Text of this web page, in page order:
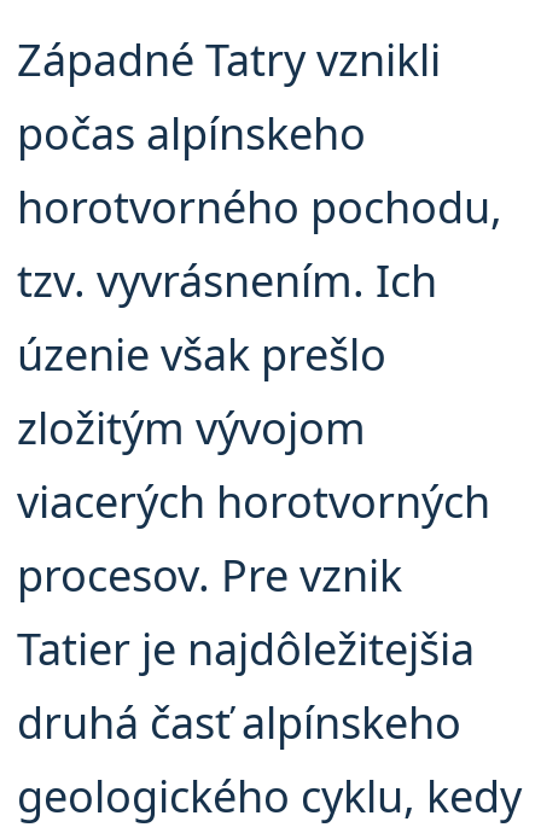
Západné Tatry vznikli
počas alpínskeho
horotvorného pochodu,
tzv. vyvrásnením. Ich
úzenie však prešlo
zložitým vývojom
viacerých horotvorných
procesov. Pre vznik
Tatier je najdôležitejšia
druhá časť alpínskeho
geologického cyklu, kedy